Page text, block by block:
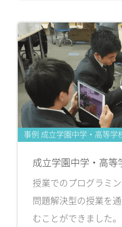
事例 成立学園中学・高等学
成立学園中学・高等
授業でのプログラミン
問題解決型の授業を
むことができました。